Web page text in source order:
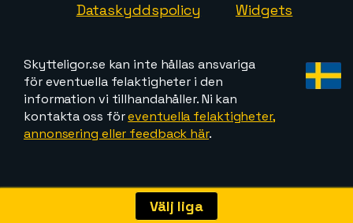
Dataskyddspolicy
Widgets
Skytteligor.se kan inte hållas ansvariga
för eventuella felaktigheter i den
information vi tillhandahåller. Ni kan
kontakta oss föreventuella felaktigheter,
annonsering eller feedback här.
Välj liga